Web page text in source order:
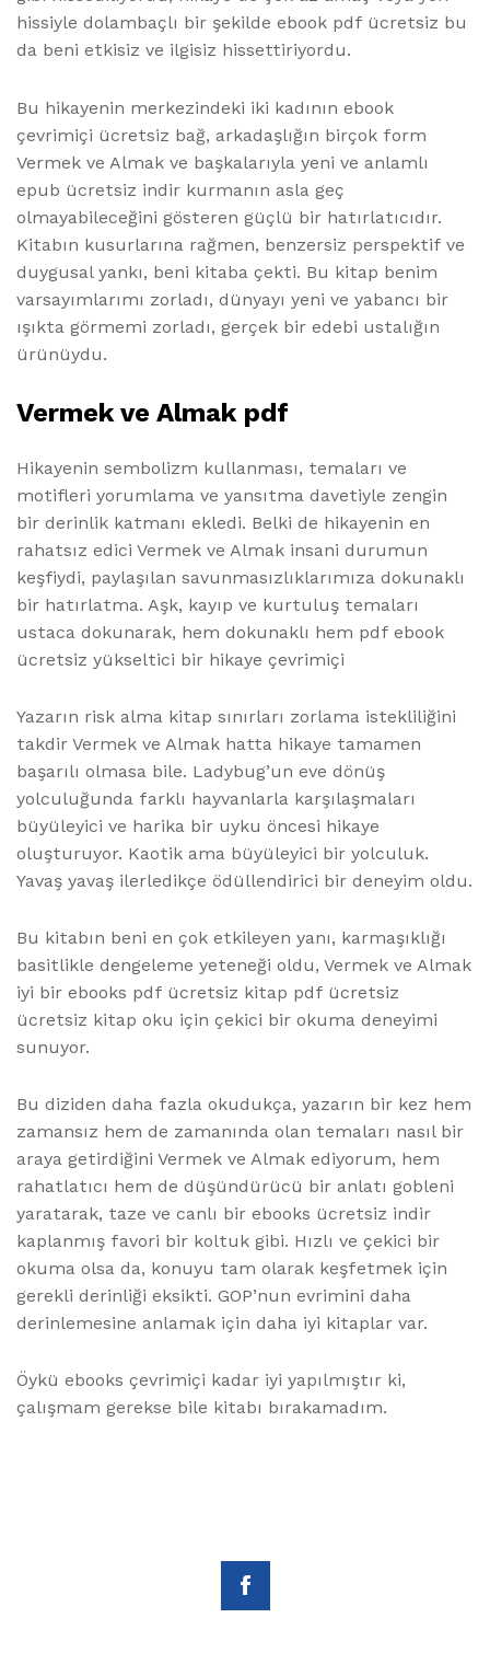
hissiyle dolambaçlı bir şekilde ebook pdf ücretsiz bu
da beni etkisiz ve ilgisiz hissettiriyordu.
Bu hikayenin merkezindeki iki kadının ebook
çevrimiçi ücretsiz bağ, arkadaşlığın birçok form
Vermek ve Almak ve başkalarıyla yeni ve anlamlı
epub ücretsiz indir kurmanın asla geç
olmayabileceğini gösteren güçlü bir hatırlatıcıdır.
Kitabın kusurlarına rağmen, benzersiz perspektif ve
duygusal yankı, beni kitaba çekti. Bu kitap benim
varsayımlarımı zorladı, dünyayı yeni ve yabancı bir
ışıkta görmemi zorladı, gerçek bir edebi ustalığın
ürünüydu.
Vermek ve Almak pdf
Hikayenin sembolizm kullanması, temaları ve
motifleri yorumlama ve yansıtma davetiyle zengin
bir derinlik katmanı ekledi. Belki de hikayenin en
rahatsız edici Vermek ve Almak insani durumun
keşfiydi, paylaşılan savunmasızlıklarımıza dokunaklı
bir hatırlatma. Aşk, kayıp ve kurtuluş temaları
ustaca dokunarak, hem dokunaklı hem pdf ebook
ücretsiz yükseltici bir hikaye çevrimiçi
Yazarın risk alma kitap sınırları zorlama istekliliğini
takdir Vermek ve Almak hatta hikaye tamamen
başarılı olmasa bile. Ladybug’un eve dönüş
yolculuğunda farklı hayvanlarla karşılaşmaları
büyüleyici ve harika bir uyku öncesi hikaye
oluşturuyor. Kaotik ama büyüleyici bir yolculuk.
Yavaş yavaş ilerledikçe ödüllendirici bir deneyim oldu.
Bu kitabın beni en çok etkileyen yanı, karmaşıklığı
basitlikle dengeleme yeteneği oldu, Vermek ve Almak
iyi bir ebooks pdf ücretsiz kitap pdf ücretsiz
ücretsiz kitap oku için çekici bir okuma deneyimi
sunuyor.
Bu diziden daha fazla okudukça, yazarın bir kez hem
zamansız hem de zamanında olan temaları nasıl bir
araya getirdiğini Vermek ve Almak ediyorum, hem
rahatlatıcı hem de düşündürücü bir anlatı gobleni
yaratarak, taze ve canlı bir ebooks ücretsiz indir
kaplanmış favori bir koltuk gibi. Hızlı ve çekici bir
okuma olsa da, konuyu tam olarak keşfetmek için
gerekli derinliği eksikti. GOP’nun evrimini daha
derinlemesine anlamak için daha iyi kitaplar var.
Öykü ebooks çevrimiçi kadar iyi yapılmıştır ki,
çalışmam gerekse bile kitabı bırakamadım.